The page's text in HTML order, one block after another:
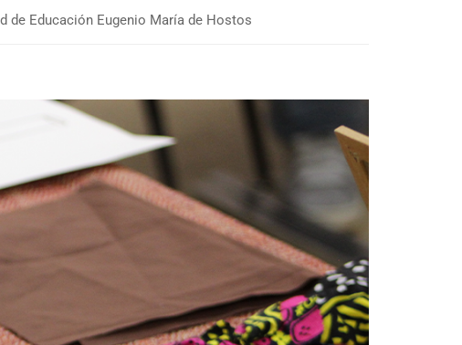
de Educación Eugenio María de Hostos